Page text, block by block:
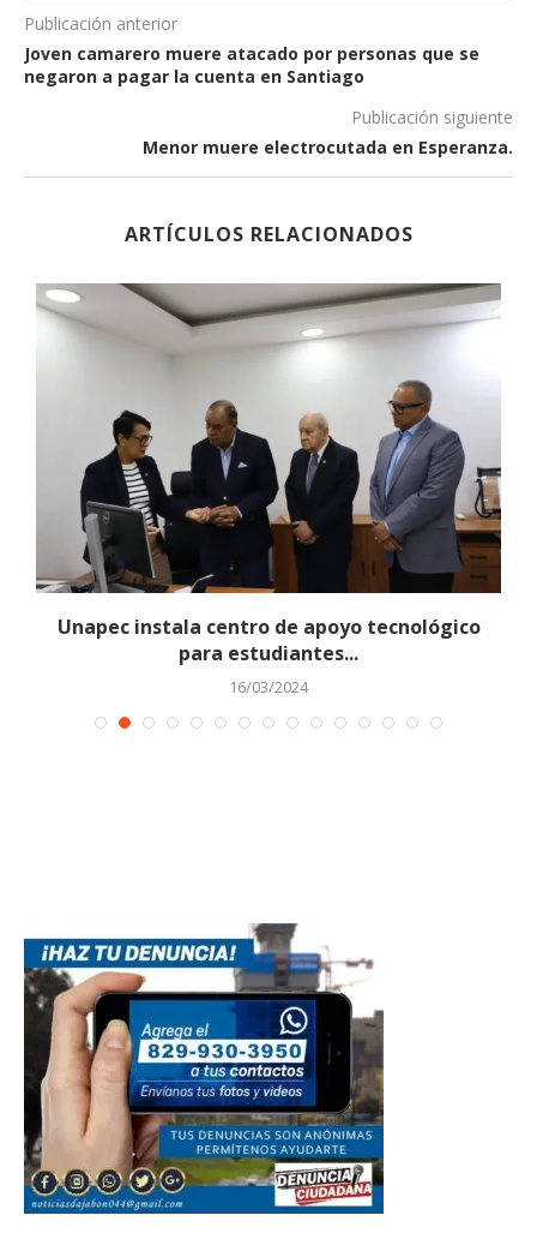
Publicación anterior
Joven camarero muere atacado por personas que se
negaron a pagar la cuenta en Santiago
Publicación siguiente
Menor muere electrocutada en Esperanza.
ARTÍCULOS RELACIONADOS
Unapec instala centro de apoyo tecnológico
para estudiantes...
16/03/2024